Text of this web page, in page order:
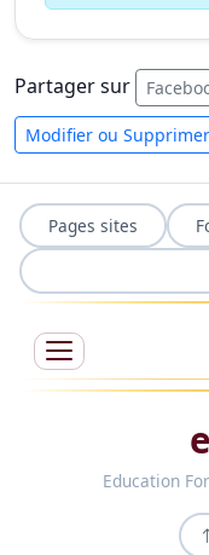
Partager sur
Modifier ou
Pages sites
Education